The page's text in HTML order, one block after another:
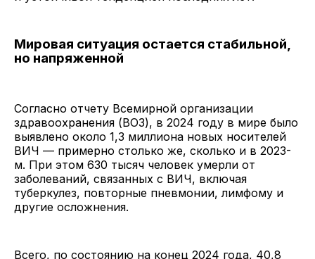
Мировая ситуация остается стабильной,
но напряженной
Согласно отчету Всемирной организации
здравоохранения (ВОЗ), в 2024 году в мире было
выявлено около 1,3 миллиона новых носителей
ВИЧ — примерно столько же, сколько и в 2023-
м. При этом 630 тысяч человек умерли от
заболеваний, связанных с ВИЧ, включая
туберкулез, повторные пневмонии, лимфому и
другие осложнения.
Всего, по состоянию на конец 2024 года, 40,8